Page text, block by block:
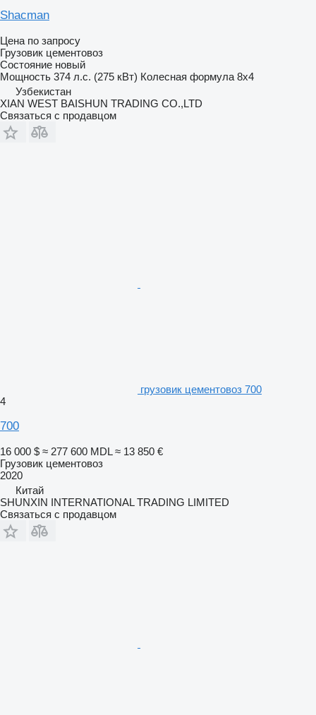
Shacman
Цена по запросу
Грузовик цементовоз
Состояние новый
Мощность 374 л.с. (275 кВт) Колесная формула 8x4
Узбекистан
XIAN WEST BAISHUN TRADING CO.,LTD
Связаться с продавцом
грузовик цементовоз 700
4
700
16 000 $ ≈ 277 600 MDL ≈ 13 850 €
Грузовик цементовоз
2020
Китай
SHUNXIN INTERNATIONAL TRADING LIMITED
Связаться с продавцом